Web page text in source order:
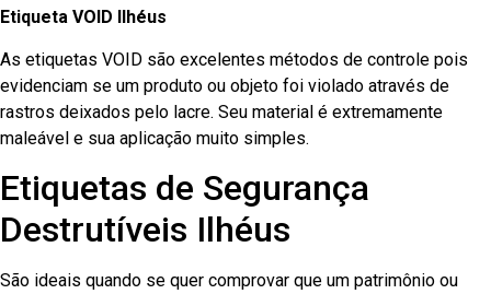
Etiqueta VOID Ilhéus
As etiquetas VOID são excelentes métodos de controle pois
evidenciam se um produto ou objeto foi violado através de
rastros deixados pelo lacre. Seu material é extremamente
maleável e sua aplicação muito simples.
Etiquetas de Segurança
Destrutíveis Ilhéus
São ideais quando se quer comprovar que um patrimônio ou